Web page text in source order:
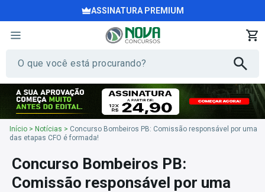
ASSINATURA PREMIUM
Início > Notícias > Concurso Bombeiros PB: Comissão responsável por uma
das etapas CFO é formada!
Concurso Bombeiros PB:
Comissão responsável por uma